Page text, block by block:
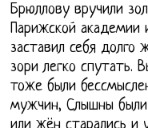
Брюллову вручили
Парижской академии
заставил себя
зори легко спутать.
тоже были
мужчин, Слышны